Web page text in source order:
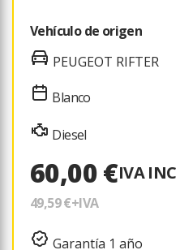
Vehículo de origen
PEUGEOT RIFTER
Blanco
Diesel
60,00 €IVA INC
49,59 €+IVA
Garantía 1 año